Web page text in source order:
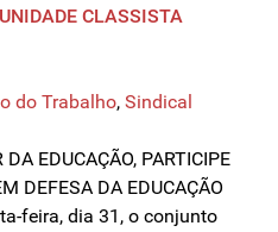
CLASSISTA
do Trabalho, Sindical
EDUCAÇÃO, PARTICIPE
DEFESA DA EDUCAÇÃO
feira, dia 31, o conjunto